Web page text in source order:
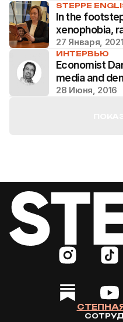
STEPPE
In the
xenophobia,
27 Января, 2021
ИНТЕРВЬЮ
Economist
media and
28 Июня, 2016